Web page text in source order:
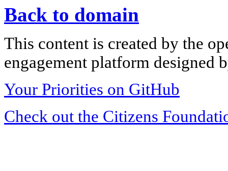
Back to domain
This content is created by the
engagement platform designed
Your Priorities on GitHub
Check out the Citizens